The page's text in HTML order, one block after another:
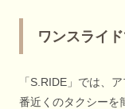
ワンスライ
「S.RIDE」では、
番近くのタクシーを